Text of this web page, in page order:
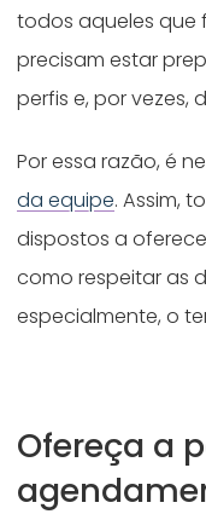
todos aqueles que
precisam estar
perfis e, por vezes,
Por essa razão, é
da equipe. Assim,
dispostos a
como respeitar as
especialmente, o
Ofereça a